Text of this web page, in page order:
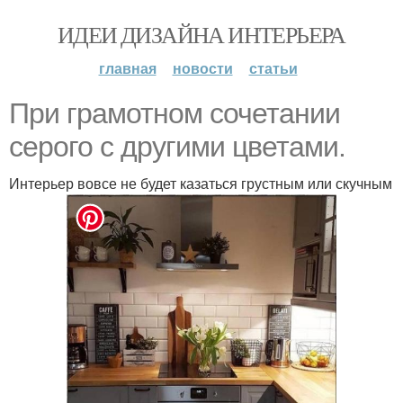
ИДЕИ ДИЗАЙНА ИНТЕРЬЕРА
главная новости статьи
При грамотном сочетании
серого с другими цветами.
Интерьер вовсе не будет казаться грустным или скучным